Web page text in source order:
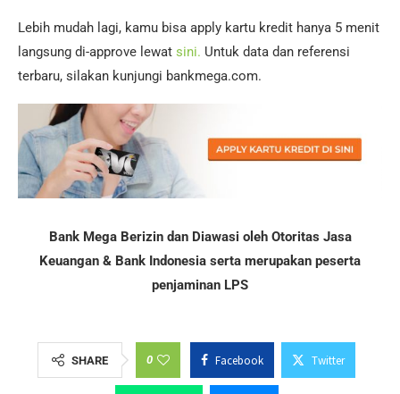
Lebih mudah lagi, kamu bisa apply kartu kredit hanya 5 menit
langsung di-approve lewat sini. Untuk data dan referensi
terbaru, silakan kunjungi bankmega.com.
Bank Mega Berizin dan Diawasi oleh Otoritas Jasa
Keuangan & Bank Indonesia serta merupakan peserta
penjaminan LPS
SHARE 0 Facebook Twitter